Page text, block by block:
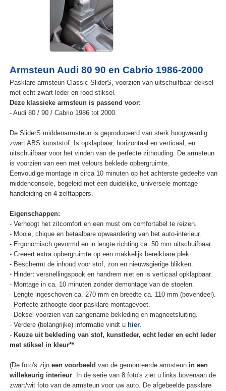
Armsteun Audi 80 90 en Cabrio 1986-2000
Pasklare armsteun Classic SliderS, voorzien van uitschuifbaar deksel
met echt zwart leder en rood stiksel.
Deze klassieke armsteun is passend voor:
- Audi 80 / 90 / Cabrio 1986 tot 2000.
De SliderS middenarmsteun is geproduceerd van sterk hoogwaardig
zwart ABS kunststof. Is opklapbaar, horizontaal en verticaal, en
uitschuifbaar voor het vinden van de perfecte zithouding. De armsteun
is voorzien van een met velours beklede opbergruimte.
Eenvoudige montage in circa 10 minuten op het achterste gedeelte van
middenconsole, begeleid met een duidelijke, universele montage
handleiding en 4 zelftappers.
Eigenschappen:
- Verhoogt het zitcomfort en een must om comfortabel te reizen.
- Mooie, chique en betaalbare opwaardering van het auto-interieur.
- Ergonomisch gevormd en in lengte richting ca. 50 mm uitschuifbaar.
- Creëert extra opbergruimte op een makkelijk bereikbare plek.
- Beschermt de inhoud voor stof, zon en nieuwsgierige blikken.
- Hindert versnellingspook en handrem niet en is verticaal opklapbaar.
- Montage in ca. 10 minuten zonder demontage van de stoelen.
- Lengte ingeschoven ca. 270 mm en breedte ca. 110 mm (bovendeel).
- Perfecte zithoogte door pasklare montagevoet.
- Deksel voorzien van aangename bekleding en magneetsluiting.
- Verdere (belangrijke) informatie vindt u hier.
- Keuze uit bekleding van stof, kunstleder, echt leder en echt leder
met stiksel in kleur**
(De foto's zijn een voorbeeld van de gemonteerde armsteun in een
willekeurig interieur. In de serie van 8 foto's ziet u links bovenaan de
zwart/wit foto van de armsteun voor uw auto. De afgebeelde pasklare